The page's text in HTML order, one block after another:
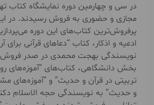
در سی و چهارمین دوره نمایشگاه کتاب
مجازی و حضوری به فروش رسیدند. در
پر‌فروش‌ترین کتاب‌های این دوره
ادعیه و اذکار، کتاب “دعاهای قرآنی برای
نویسندگی بهجت محمدی در صدر فروش
بخش دانشگاهی، کتاب‌های “آموزه‌های
تربیتی در قرآن و حدیث” و “آموزه‌های
و حدیث” به نویسندگی حجه الاسلام